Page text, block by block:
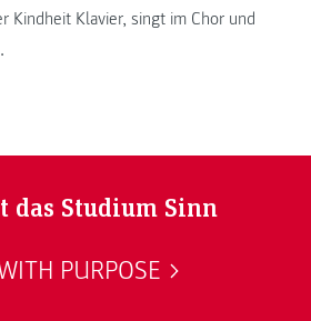
Kindheit Klavier, singt im Chor und
das Studium Sinn
PURPOSE